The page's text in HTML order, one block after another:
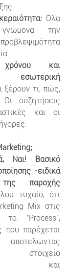
Όλα
την
χρόνου και
ξέρουν τι, πώς,
συζητήσεις
και οι
Ναι! Βασικό
-ειδικά
παροχής
τυχαίο, ότι
Mix στις
το: "Process",
που παρέχεται
στοιχείο
και